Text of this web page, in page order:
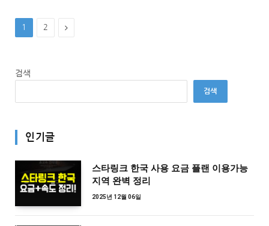
1 2 Next
검색
검색
인기글
스타링크 한국 사용 요금 플랜 이용가능
지역 완벽 정리
2025년 12월 06일